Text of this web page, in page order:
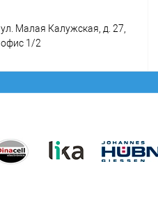
ул. Малая Калужская, д. 27,
офис 1/2